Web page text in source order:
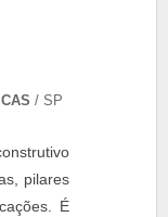
/ SP
pilares
É